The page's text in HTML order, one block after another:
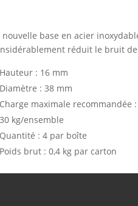
nouvelle base en acier
réduit le bruit
Hauteur : 16 mm
Diamètre : 38 mm
Charge maximale recommandée :
30 kg/ensemble
Quantité : 4 par boîte
Poids brut : 0,4 kg par carton